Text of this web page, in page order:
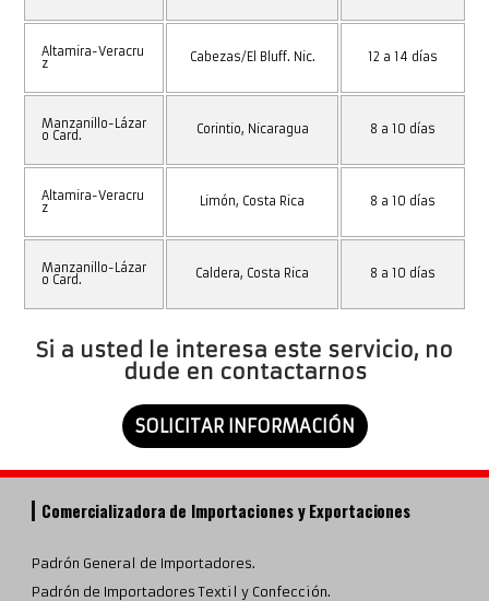
Altamira-Veracru
z Cabezas/El Bluff. Nic. 12 a 14 días
Manzanillo-Lázar
o Card. Corintio, Nicaragua 8 a 10 días
Altamira-Veracru
z Limón, Costa Rica 8 a 10 días
Manzanillo-Lázar
o Card. Caldera, Costa Rica 8 a 10 días
Si a usted le interesa este servicio, no
dude en contactarnos
SOLICITAR INFORMACIÓN
Comercializadora de Importaciones y Exportaciones
Padrón General de Importadores.
Padrón de Importadores Textil y Confección.